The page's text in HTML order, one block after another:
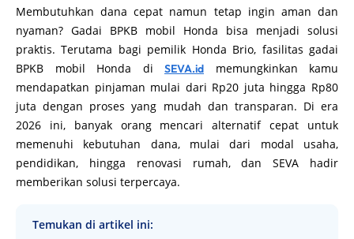
Membutuhkan dana cepat namun tetap ingin aman dan
nyaman? Gadai BPKB mobil Honda bisa menjadi solusi
praktis. Terutama bagi pemilik Honda Brio, fasilitas gadai
BPKB mobil Honda di SEVA.id memungkinkan kamu
mendapatkan pinjaman mulai dari Rp20 juta hingga Rp80
juta dengan proses yang mudah dan transparan. Di era
2026 ini, banyak orang mencari alternatif cepat untuk
memenuhi kebutuhan dana, mulai dari modal usaha,
pendidikan, hingga renovasi rumah, dan SEVA hadir
memberikan solusi terpercaya.
Temukan di artikel ini: